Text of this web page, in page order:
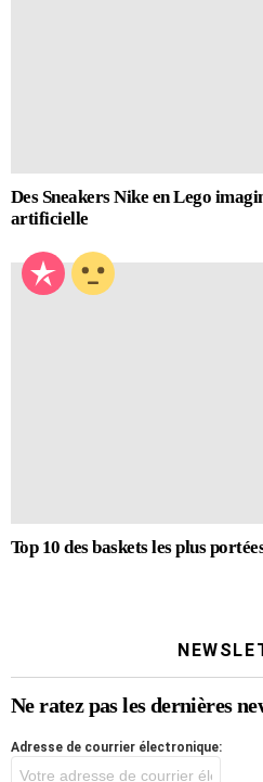
Des Sneakers Nike en Lego
artificielle
Top 10 des baskets les plus
Ne ratez pas les dernières
Adresse de courrier électronique: